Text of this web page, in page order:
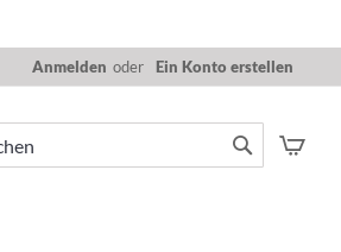
Anmelden Ein Konto erstellen